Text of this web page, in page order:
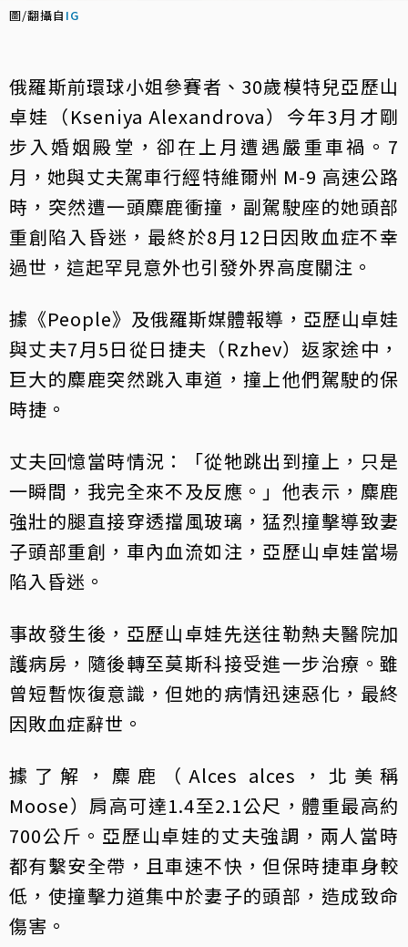
圖/翻攝自 IG
俄羅斯前環球小姐參賽者、30歲模特兒亞歷山
卓娃（Kseniya Alexandrova）今年3月才剛
步入婚姻殿堂，卻在上月遭遇嚴重車禍。7
月，她與丈夫駕車行經特維爾州 M‑9 高速公路
時，突然遭一頭麋鹿衝撞，副駕駛座的她頭部
重創陷入昏迷，最終於8月12日因敗血症不幸
過世，這起罕見意外也引發外界高度關注。
據《People》及俄羅斯媒體報導，亞歷山卓娃
與丈夫7月5日從日捷夫（Rzhev）返家途中，
巨大的麋鹿突然跳入車道，撞上他們駕駛的保
時捷。
丈夫回憶當時情況：「從牠跳出到撞上，只是
一瞬間，我完全來不及反應。」他表示，麋鹿
強壯的腿直接穿透擋風玻璃，猛烈撞擊導致妻
子頭部重創，車內血流如注，亞歷山卓娃當場
陷入昏迷。
事故發生後，亞歷山卓娃先送往勒熱夫醫院加
護病房，隨後轉至莫斯科接受進一步治療。雖
曾短暫恢復意識，但她的病情迅速惡化，最終
因敗血症辭世。
據了解，麋鹿（Alces alces，北美稱
Moose）肩高可達1.4至2.1公尺，體重最高約
700公斤。亞歷山卓娃的丈夫強調，兩人當時
都有繫安全帶，且車速不快，但保時捷車身較
低，使撞擊力道集中於妻子的頭部，造成致命
傷害。